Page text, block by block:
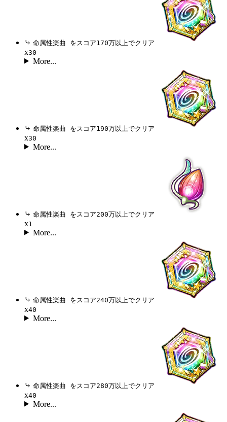
⤷ 命属性楽曲 をスコア170万以上でクリア
x30
More...
⤷ 命属性楽曲 をスコア190万以上でクリア
x30
More...
⤷ 命属性楽曲 をスコア200万以上でクリア
x1
More...
⤷ 命属性楽曲 をスコア240万以上でクリア
x40
More...
⤷ 命属性楽曲 をスコア280万以上でクリア
x40
More...